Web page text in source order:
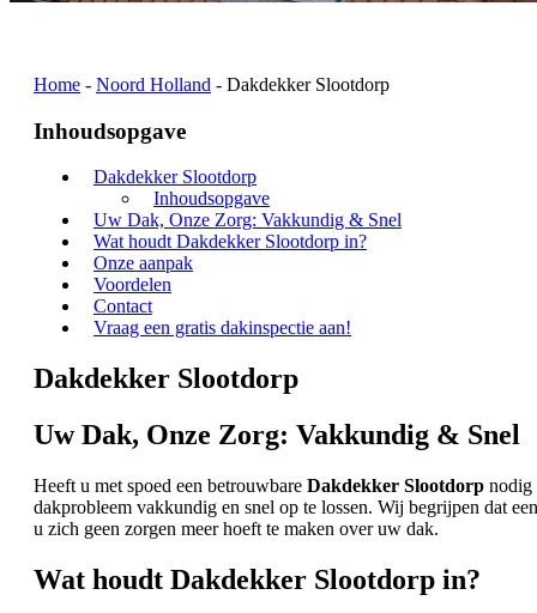
Home - Noord Holland - Dakdekker Slootdorp
Inhoudsopgave
Dakdekker Slootdorp
Inhoudsopgave
Uw Dak, Onze Zorg: Vakkundig & Snel
Wat houdt Dakdekker Slootdorp in?
Onze aanpak
Voordelen
Contact
Vraag een gratis dakinspectie aan!
Dakdekker Slootdorp
Uw Dak, Onze Zorg: Vakkundig & Snel
Heeft u met spoed een betrouwbare Dakdekker Slootdorp nodig
dakprobleem vakkundig en snel op te lossen. Wij begrijpen dat
u zich geen zorgen meer hoeft te maken over uw dak.
Wat houdt Dakdekker Slootdorp in?